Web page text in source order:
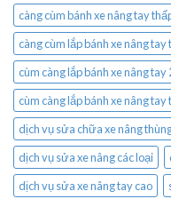
càng cùm bánh xe nâng tay
càng cùm lắp bánh xe nâng tay
cùm càng lắp bánh xe nâng tay
cùm càng lắp bánh xe nâng tay
dịch vụ sửa chữa xe nâng
dịch vụ sửa xe nâng các loại
dịch vụ sửa xe nâng tay cao